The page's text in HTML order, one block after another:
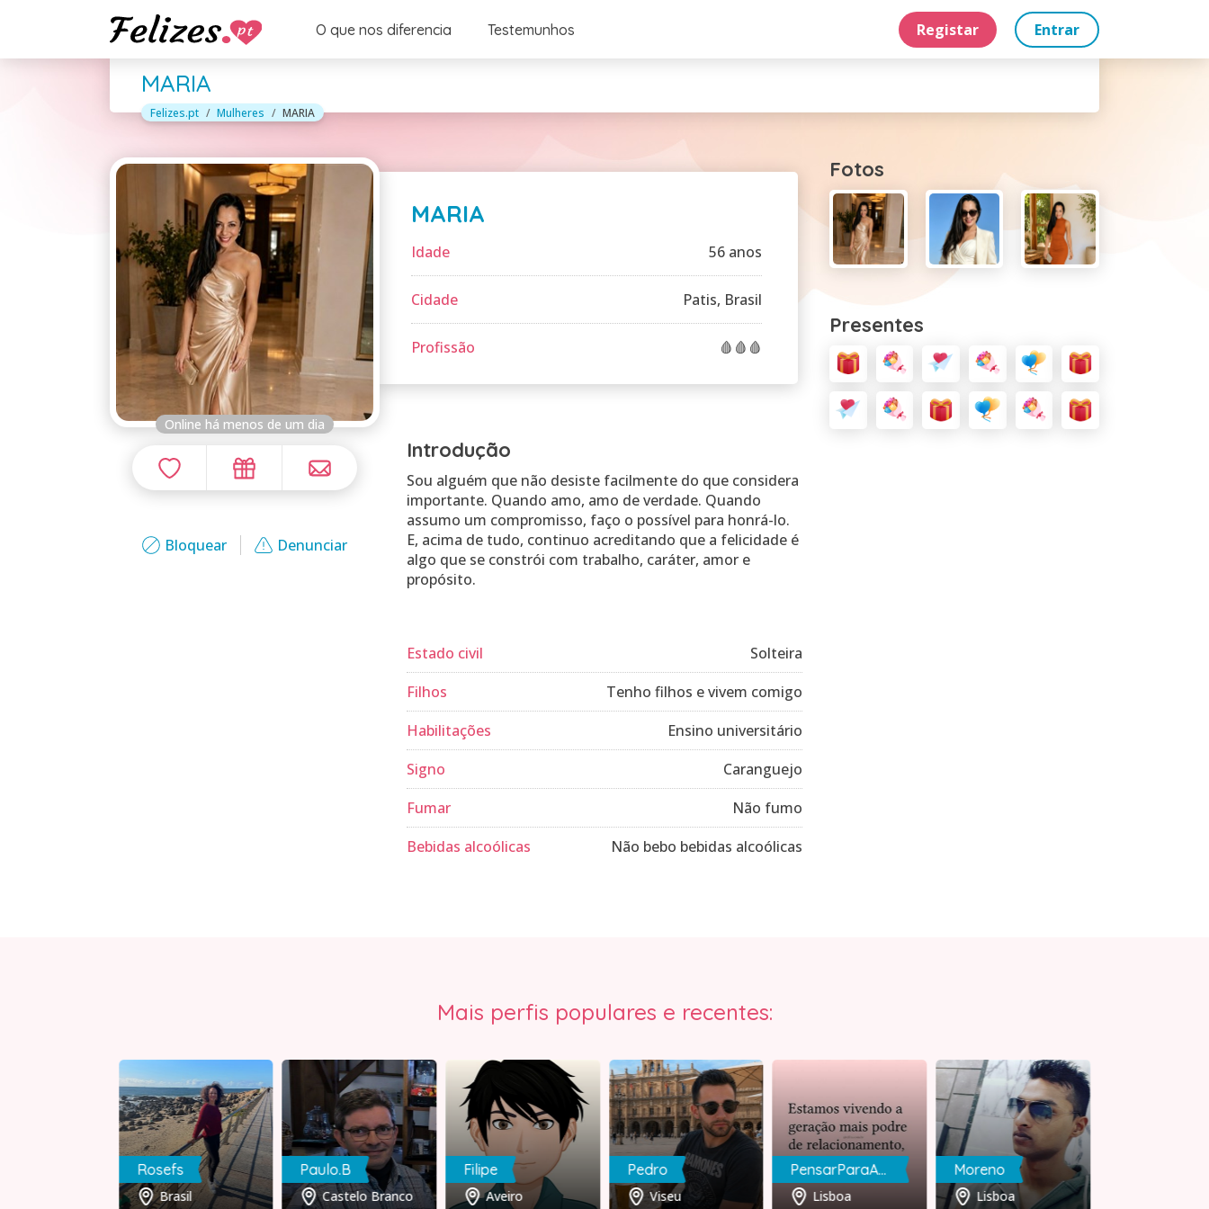
O que nos diferencia Testemunhos Registar Entrar
MARIA
Felizes.pt Mulheres MARIA
Online há menos de um dia
Bloquear Denunciar
MARIA
Idade 56 anos
Cidade Patis, Brasil
Profissão 🩸🩸🩸
Introdução
Sou alguém que não desiste facilmente do que considera
importante. Quando amo, amo de verdade. Quando
assumo um compromisso, faço o possível para honrá-lo.
E, acima de tudo, continuo acreditando que a felicidade é
algo que se constrói com trabalho, caráter, amor e
propósito.
Estado civil
Solteira
Filhos
Tenho filhos e vivem comigo
Habilitações
Ensino universitário
Signo
Caranguejo
Fumar
Não fumo
Bebidas alcoólicas
Não bebo bebidas alcoólicas
Fotos
Presentes
Mais perfis populares e recentes:
Rosefs
Brasil
Paulo.B
Castelo Branco
Filipe
Aveiro
Pedro
Viseu
PensarParaAmar
Lisboa
Moreno
Lisboa